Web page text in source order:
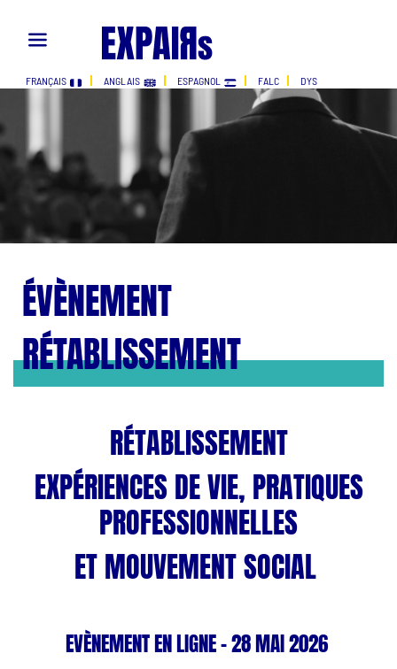
FRANÇAIS ANGLAIS ESPAGNOL FALC DYS
ÉVÈNEMENT
RÉTABLISSEMENT
RÉTABLISSEMENT
EXPÉRIENCES DE VIE, PRATIQUES
PROFESSIONNELLES
ET MOUVEMENT SOCIAL
EVÈNEMENT EN LIGNE - 28 MAI 2026